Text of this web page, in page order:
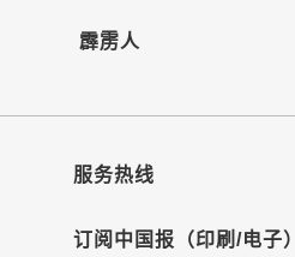
霹雳人
服务热线
订阅中国报（印刷/电子）